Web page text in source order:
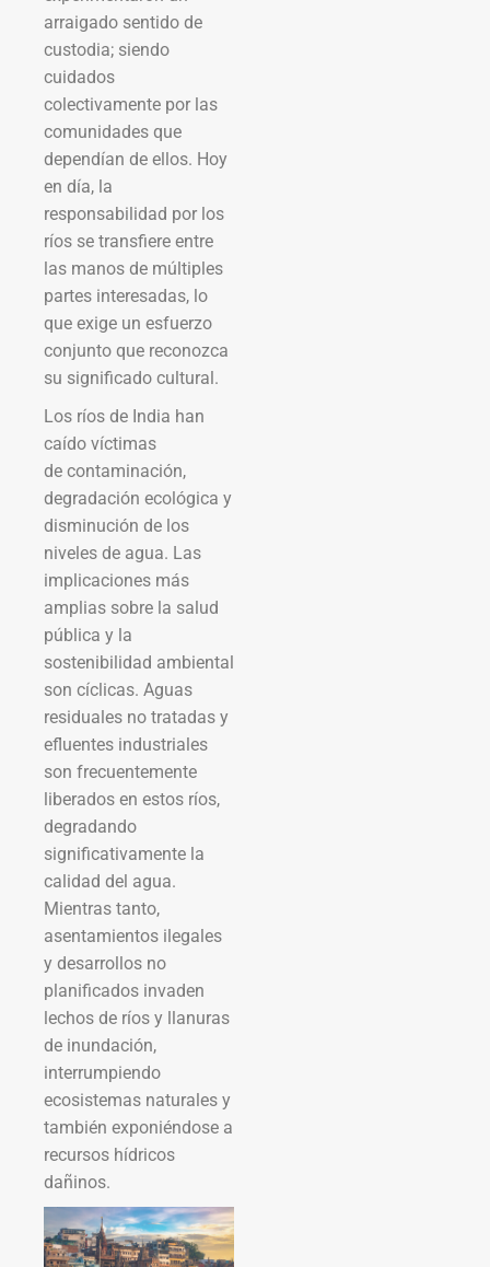
arraigado sentido de
custodia; siendo
cuidados
colectivamente por las
comunidades que
dependían de ellos. Hoy
en día, la
responsabilidad por los
ríos se transfiere entre
las manos de múltiples
partes interesadas, lo
que exige un esfuerzo
conjunto que reconozca
su significado cultural.
Los ríos de India han
caído víctimas
de contaminación,
degradación ecológica y
disminución de los
niveles de agua. Las
implicaciones más
amplias sobre la salud
pública y la
sostenibilidad ambiental
son cíclicas. Aguas
residuales no tratadas y
efluentes industriales
son frecuentemente
liberados en estos ríos,
degradando
significativamente la
calidad del agua.
Mientras tanto,
asentamientos ilegales
y desarrollos no
planificados invaden
lechos de ríos y llanuras
de inundación,
interrumpiendo
ecosistemas naturales y
también exponiéndose a
recursos hídricos
dañinos.